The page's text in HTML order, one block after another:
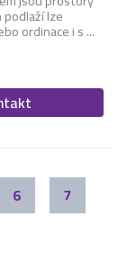
lze
ordinace i s ...
6
7